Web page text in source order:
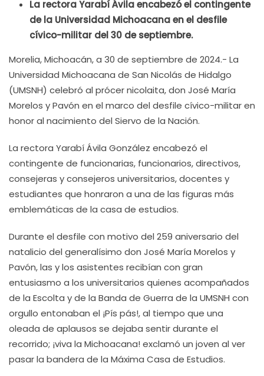
La rectora Yarabí Ávila encabezó el contingente
de la Universidad Michoacana en el desfile
cívico-militar del 30 de septiembre.
Morelia, Michoacán, a 30 de septiembre de 2024.- La
Universidad Michoacana de San Nicolás de Hidalgo
(UMSNH) celebró al prócer nicolaita, don José María
Morelos y Pavón en el marco del desfile cívico-militar en
honor al nacimiento del Siervo de la Nación.
La rectora Yarabí Ávila González encabezó el
contingente de funcionarias, funcionarios, directivos,
consejeras y consejeros universitarios, docentes y
estudiantes que honraron a una de las figuras más
emblemáticas de la casa de estudios.
Durante el desfile con motivo del 259 aniversario del
natalicio del generalísimo don José María Morelos y
Pavón, las y los asistentes recibían con gran
entusiasmo a los universitarios quienes acompañados
de la Escolta y de la Banda de Guerra de la UMSNH con
orgullo entonaban el ¡Pís pás!, al tiempo que una
oleada de aplausos se dejaba sentir durante el
recorrido; ¡viva la Michoacana! exclamó un joven al ver
pasar la bandera de la Máxima Casa de Estudios.